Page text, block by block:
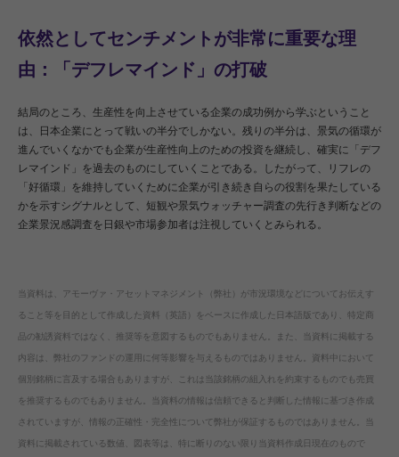
依然としてセンチメントが非常に重要な理
由：「デフレマインド」の打破
結局のところ、生産性を向上させている企業の成功例から学ぶということ
は、日本企業にとって戦いの半分でしかない。残りの半分は、景気の循環が
進んでいくなかでも企業が生産性向上のための投資を継続し、確実に「デフ
レマインド」を過去のものにしていくことである。したがって、リフレの
「好循環」を維持していくために企業が引き続き自らの役割を果たしている
かを示すシグナルとして、短観や景気ウォッチャー調査の先行き判断などの
企業景況感調査を日銀や市場参加者は注視していくとみられる。
当資料は、アモーヴァ・アセットマネジメント（弊社）が市況環境などについてお伝えす
ること等を目的として作成した資料（英語）をベースに作成した日本語版であり、特定商
品の勧誘資料ではなく、推奨等を意図するものでもありません。また、当資料に掲載する
内容は、弊社のファンドの運用に何等影響を与えるものではありません。資料中において
個別銘柄に言及する場合もありますが、これは当該銘柄の組入れを約束するものでも売買
を推奨するものでもありません。当資料の情報は信頼できると判断した情報に基づき作成
されていますが、情報の正確性・完全性について弊社が保証するものではありません。当
資料に掲載されている数値、図表等は、特に断りのない限り当資料作成日現在のもので